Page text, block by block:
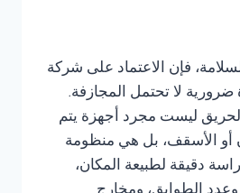
فإن الاعتماد على شركة
لا تحتمل المجازفة.
ليست مجرد أجهزة يتم
أو الأسقف، بل هي منظومة
دقيقة لطبيعة المكان،